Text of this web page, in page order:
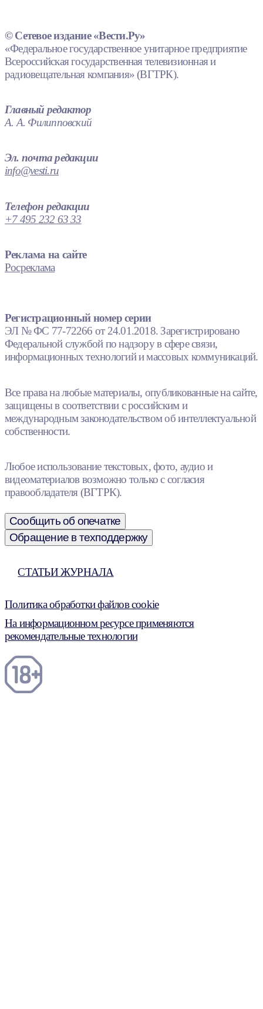
© Сетевое издание «Вести.Ру»
«Федеральное государственное унитарное предприятие
Всероссийская государственная телевизионная и
радиовещательная компания» (ВГТРК).
Главный редактор
А. А. Филипповский
Эл. почта редакции
info@vesti.ru
Телефон редакции
+7 495 232 63 33
Реклама на сайте
Росреклама
Регистрационный номер серии
ЭЛ № ФС 77-72266 от 24.01.2018. Зарегистрировано
Федеральной службой по надзору в сфере связи,
информационных технологий и массовых коммуникаций.
Все права на любые материалы, опубликованные на сайте,
защищены в соответствии с российским и
международным законодательством об интеллектуальной
собственности.
Любое использование текстовых, фото, аудио и
видеоматериалов возможно только с согласия
правообладателя (ВГТРК).
Сообщить об опечатке
Обращение в техподдержку
СТАТЬИ ЖУРНАЛА
Политика обработки файлов cookie
На информационном ресурсе применяются
рекомендательные технологии